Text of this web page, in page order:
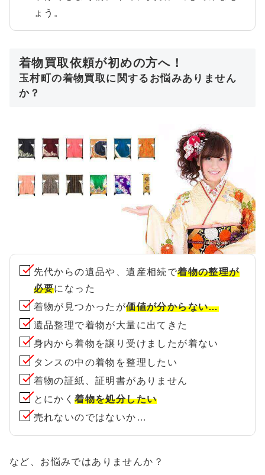
ょう。
着物買取依頼が初めの方へ！
玉村町の着物買取に関するお悩みありません
か？
先代からの遺品や、遺産相続で着物の整理が
必要になった
着物が見つかったが価値が分からない…
遺品整理で着物が大量に出てきた
身内から着物を譲り受けましたが着ない
タンスの中の着物を整理したい
着物の証紙、証明書がありません
とにかく着物を処分したい
売れないのではないか…
など、お悩みではありませんか？